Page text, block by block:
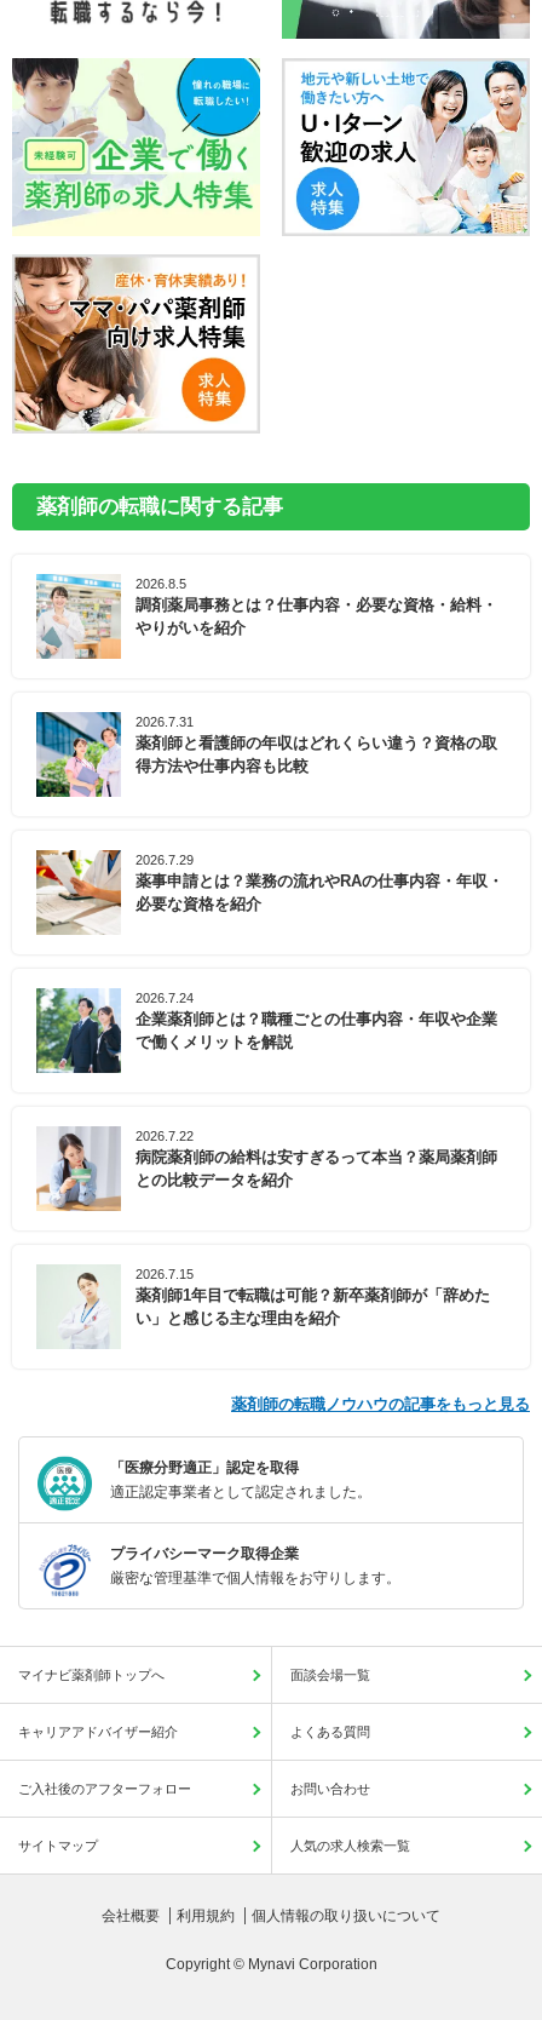
薬剤師の転職に関する記事
2026.8.5
調剤薬局事務とは？仕事内容・必要な資格・給料・
やりがいを紹介
2026.7.31
薬剤師と看護師の年収はどれくらい違う？資格の取
得方法や仕事内容も比較
2026.7.29
薬事申請とは？業務の流れやRAの仕事内容・年収・
必要な資格を紹介
2026.7.24
企業薬剤師とは？職種ごとの仕事内容・年収や企業
で働くメリットを解説
2026.7.22
病院薬剤師の給料は安すぎるって本当？薬局薬剤師
との比較データを紹介
2026.7.15
薬剤師1年目で転職は可能？新卒薬剤師が「辞めた
い」と感じる主な理由を紹介
薬剤師の転職ノウハウの記事をもっと見る
「医療分野適正」認定を取得
適正認定事業者として認定されました。
プライバシーマーク取得企業
厳密な管理基準で個人情報をお守りします。
マイナビ薬剤師トップへ 面談会場一覧
キャリアアドバイザー紹介 よくある質問
ご入社後のアフターフォロー お問い合わせ
サイトマップ 人気の求人検索一覧
会社概要 利用規約 個人情報の取り扱いについて
Copyright © Mynavi Corporation